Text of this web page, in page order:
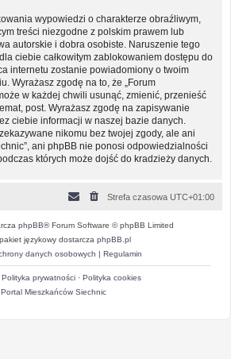
wypowiedzi o charakterze obraźliwym,
treści niezgodne z polskim prawem lub
autorskie i dobra osobiste. Naruszenie tego
ciebie całkowitym zablokowaniem dostępu do
internetu zostanie powiadomiony o twoim
Wyrażasz zgodę na to, że „Forum
w każdej chwili usunąć, zmienić, przenieść
post. Wyrażasz zgodę na zapisywanie
ciebie informacji w naszej bazie danych.
nikomu bez twojej zgody, ale ani
ani phpBB nie ponosi odpowiedzialności
których może dojść do kradzieży danych.
Strefa czasowa UTC+01:00
phpBB® Forum Software © phpBB Limited
językowy dostarcza phpBB.pl
danych osobowych | Regulamin
Polityka prywatności· Polityka cookies
Portal Mieszkańców Siechnic